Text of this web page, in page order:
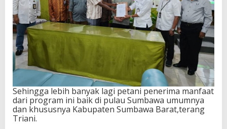
Sehingga lebih banyak lagi petani penerima manfaat
dari program ini baik di pulau Sumbawa umumnya
dan khususnya Kabupaten Sumbawa Barat,terang
Triani.